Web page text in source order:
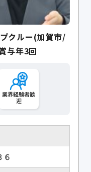
クルー(加賀市/
与年3回
業界経験者歓
迎
６